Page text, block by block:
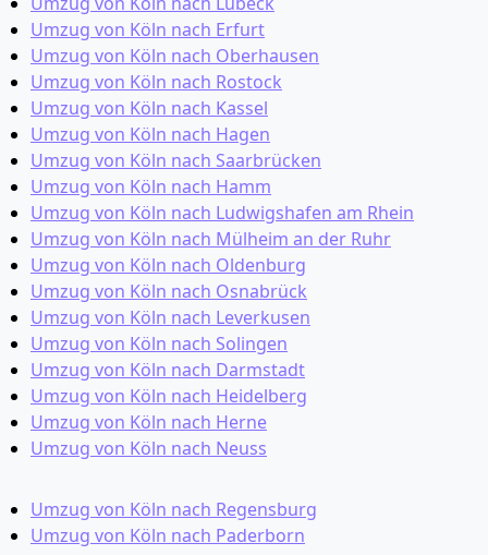
Umzug von Köln nach Erfurt
Umzug von Köln nach Oberhausen
Umzug von Köln nach Rostock
Umzug von Köln nach Kassel
Umzug von Köln nach Hagen
Umzug von Köln nach Saarbrücken
Umzug von Köln nach Hamm
Umzug von Köln nach Ludwigshafen am Rhein
Umzug von Köln nach Mülheim an der Ruhr
Umzug von Köln nach Oldenburg
Umzug von Köln nach Osnabrück
Umzug von Köln nach Leverkusen
Umzug von Köln nach Solingen
Umzug von Köln nach Darmstadt
Umzug von Köln nach Heidelberg
Umzug von Köln nach Herne
Umzug von Köln nach Neuss
Umzug von Köln nach Regensburg
Umzug von Köln nach Paderborn